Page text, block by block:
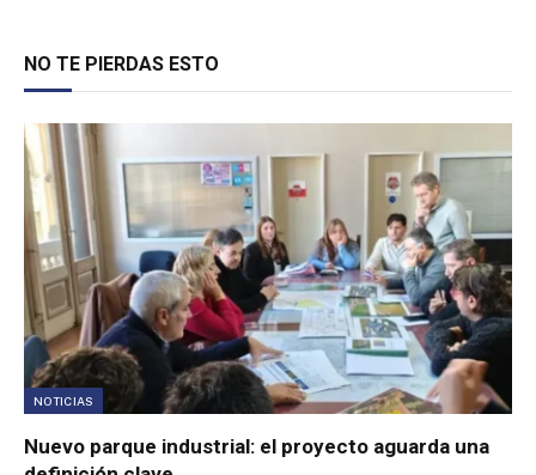
NO TE PIERDAS ESTO
NOTICIAS
Nuevo parque industrial: el proyecto aguarda una